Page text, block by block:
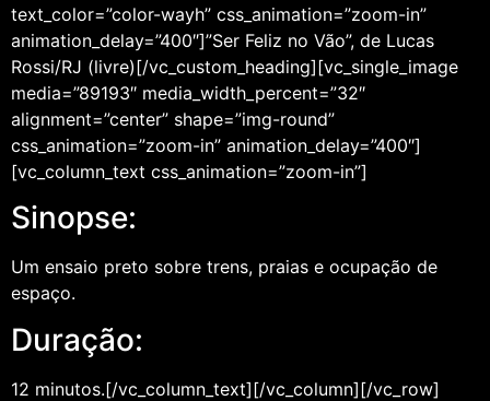
text_color=”color-wayh” css_animation=”zoom-in”
animation_delay=”400″]”Ser Feliz no Vão”, de Lucas
Rossi/RJ (livre)[/vc_custom_heading][vc_single_image
media=”89193″ media_width_percent=”32″
alignment=”center” shape=”img-round”
css_animation=”zoom-in” animation_delay=”400″]
[vc_column_text css_animation=”zoom-in”]
Sinopse:
Um ensaio preto sobre trens, praias e ocupação de
espaço.
Duração:
12 minutos.[/vc_column_text][/vc_column][/vc_row]